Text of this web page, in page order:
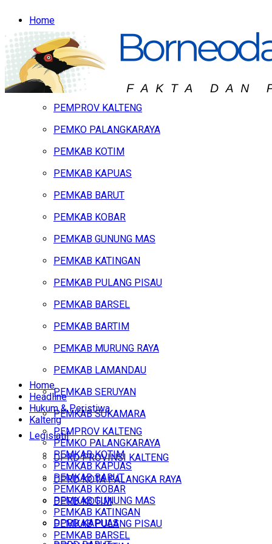
Home
Headline
Hukum & Peristiwa
Kalteng
PEMPROV KALTENG
PEMKO PALANGKARAYA
PEMKAB KOTIM
PEMKAB KAPUAS
PEMKAB BARUT
PEMKAB KOBAR
PEMKAB GUNUNG MAS
PEMKAB KATINGAN
PEMKAB PULANG PISAU
PEMKAB BARSEL
PEMKAB BARTIM
PEMKAB MURUNG RAYA
PEMKAB LAMANDAU
PEMKAB SERUYAN
PEMKAB SUKAMARA
Legislatif
DPRD PROVINSI KALTENG
DPRD KOTA PALANGKA RAYA
DPRD KOTIM
DPRD KAPUAS
Home
Headline
Hukum & Peristiwa
Kalteng
PEMPROV KALTENG
PEMKO PALANGKARAYA
PEMKAB KOTIM
PEMKAB KAPUAS
PEMKAB BARUT
PEMKAB KOBAR
PEMKAB GUNUNG MAS
PEMKAB KATINGAN
PEMKAB PULANG PISAU
PEMKAB BARSEL